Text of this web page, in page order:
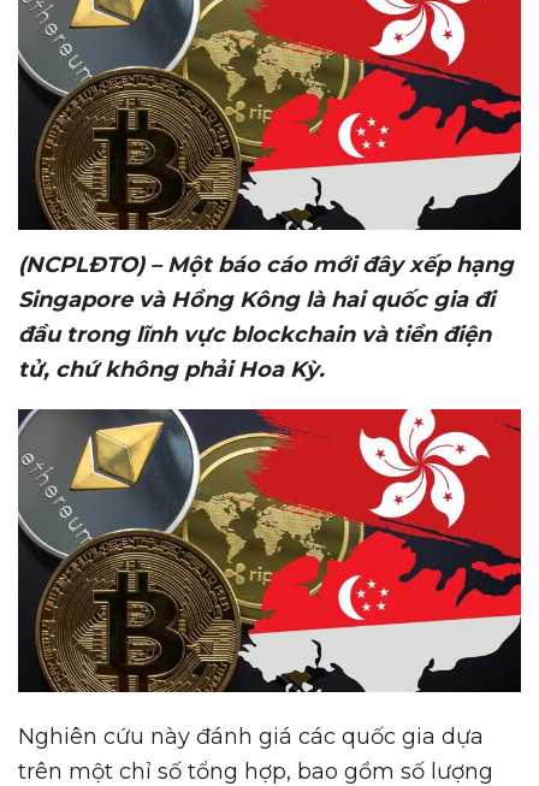
(NCPLĐTO) – Một báo cáo mới đây xếp hạng
Singapore và Hồng Kông là hai quốc gia đi
đầu trong lĩnh vực blockchain và tiền điện
tử, chứkhông phải Hoa Kỳ.
Nghiên cứu này đánh giá các quốc gia dựa
trên một chỉ số tổng hợp, bao gồm số lượng